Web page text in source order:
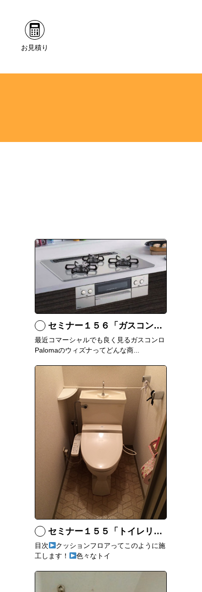
お見積り
セミナー１５６「ガスコンロ Palomaウィズナについて」
最近コマーシャルでも良く見るガスコンロ
Palomaのウィズナってどんな商...
セミナー１５５「トイレリフォームのあれこれ」
目次
クッションフロアってこのように施
工します！
色々なトイ